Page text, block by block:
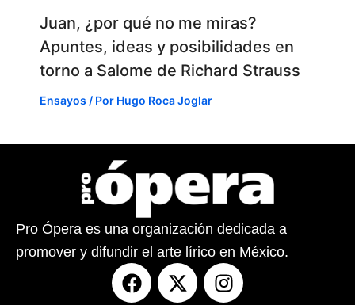
Juan, ¿por qué no me miras?
Apuntes, ideas y posibilidades en
torno a Salome de Richard Strauss
Ensayos / Por Hugo Roca Joglar
Pro Ópera es una organización dedicada a
promover y difundir el arte lírico en México.
F
a
X
-
I
n